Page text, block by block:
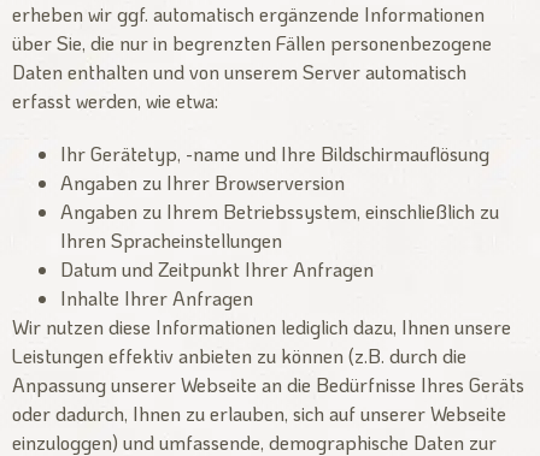
erheben wir ggf. automatisch ergänzende Informationen
über Sie, die nur in begrenzten Fällen personenbezogene
Daten enthalten und von unserem Server automatisch
erfasst werden, wie etwa:
Ihr Gerätetyp, -name und Ihre Bildschirmauflösung
Angaben zu Ihrer Browserversion
Angaben zu Ihrem Betriebssystem, einschließlich zu
Ihren Spracheinstellungen
Datum und Zeitpunkt Ihrer Anfragen
Inhalte Ihrer Anfragen
Wir nutzen diese Informationen lediglich dazu, Ihnen unsere
Leistungen effektiv anbieten zu können (z.B. durch die
Anpassung unserer Webseite an die Bedürfnisse Ihres Geräts
oder dadurch, Ihnen zu erlauben, sich auf unserer Webseite
einzuloggen) und umfassende, demographische Daten zur